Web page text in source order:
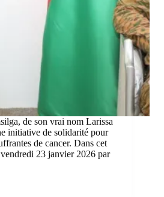
de son vrai nom Larissa
initiative de solidarité pour
de cancer. Dans cet
23 janvier 2026 par